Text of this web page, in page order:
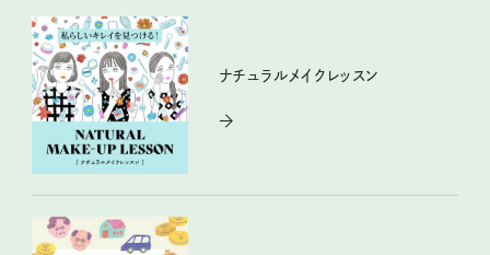
ナチュラルメイクレッスン